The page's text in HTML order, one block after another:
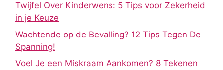
Twijfel Over Kinderwens: 5 Tips voor Zekerheid
in je Keuze
Wachtende op de Bevalling? 12 Tips Tegen De
Spanning!
Voel Je een Miskraam Aankomen? 8 Tekenen